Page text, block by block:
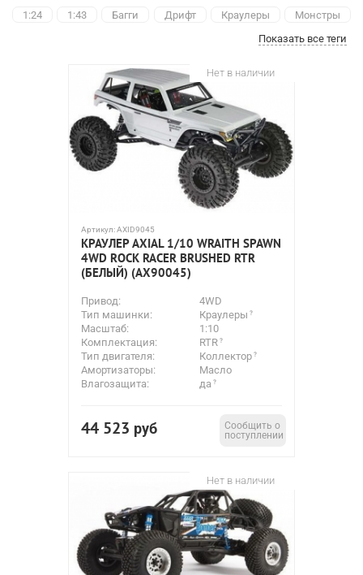
1:24
1:43 Багги Дрифт Краулеры
Монстры
Шорт-корс
HSP Losi
Yikong WPL
Модели для сборки (KIT)
Инерционные
Машинки-трансформеры
Внедорожники
Показать все теги
Нет в наличии
Артикул:AXID9045
КРАУЛЕР AXIAL 1/10 WRAITH SPAWN
4WD ROCK RACER BRUSHED RTR
(БЕЛЫЙ) (AX90045)
Привод:
4WD
Тип машинки:
Краулеры
Масштаб:
1:10
Комплектация:
RTR
Тип двигателя:
Коллектор
Амортизаторы:
Масло
Влагозащита:
да
44 523 руб
Сообщить о
поступлении
Нет в наличии